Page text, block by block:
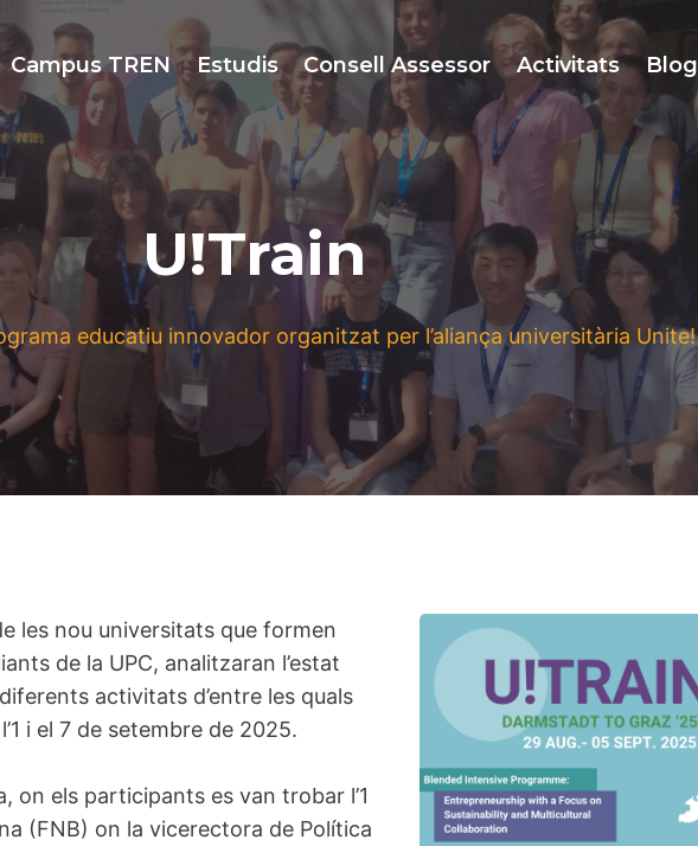
Campus TREN Estudis Consell Assessor Activitats Blog
U!Train
educatiu innovador organitzat per l’aliança universitària Unite!
les nou universitats que formen
de la UPC, analitzaran l’estat
activitats d’entre les quals
i el 7 de setembre de 2025.
on els participants es van trobar l’1
(FNB) on la vicerectora de Política